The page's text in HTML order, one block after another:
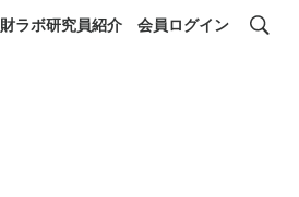
財ラボ研究員紹介 会員ログイン